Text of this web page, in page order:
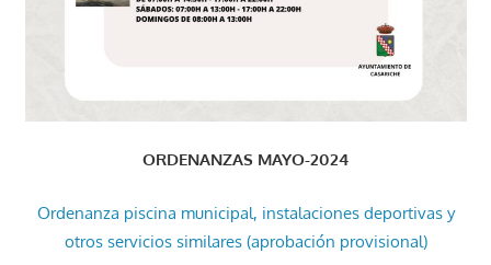
ORDENANZAS MAYO-2024
Ordenanza piscina municipal, instalaciones deportivas y
otros servicios similares (aprobación provisional)